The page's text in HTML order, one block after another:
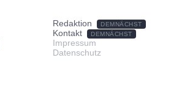
Redaktion DEMNÄCHST
Kontakt DEMNÄCHST
Impressum
Datenschutz